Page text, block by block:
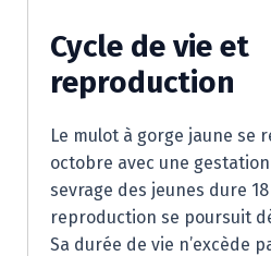
Cycle de vie et
reproduction
Le mulot à gorge jaune se
octobre avec une gestation
sevrage des jeunes dure
reproduction se poursuit
Sa durée de vie n’excède